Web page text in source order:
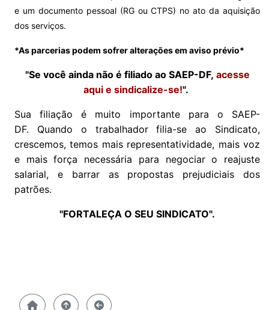
e um documento pessoal (RG ou CTPS) no ato da aquisição
dos serviços.
*As parcerias podem sofrer alterações em aviso prévio*
"Se você ainda não é filiado ao SAEP-DF, acesse
aqui e sindicalize-se!".
Sua filiação é muito importante para o SAEP-
DF. Quando o trabalhador filia-se ao Sindicato,
crescemos, temos mais representatividade, mais voz
e mais força necessária para negociar o reajuste
salarial, e barrar as propostas prejudiciais dos
patrões.
"FORTALEÇA O SEU SINDICATO".